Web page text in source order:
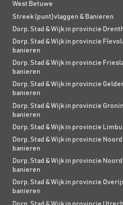
West Betuwe
Streek (punt)vlaggen & Banieren
Dorp, Stad & Wijk in provincie
Dorp, Stad & Wijk in provincie
banieren
Dorp, Stad & Wijk in provincie
banieren
Dorp, Stad & Wijk in provincie
banieren
Dorp, Stad & Wijk in provincie
banieren
Dorp, Stad & Wijk in provincie
Dorp, Stad & Wijk in provincie
banieren
Dorp, Stad & Wijk in provincie
banieren
Dorp, Stad & Wijk in provincie
banieren